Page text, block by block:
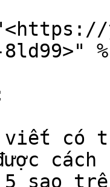
8ld99>"
viết có
5 sao